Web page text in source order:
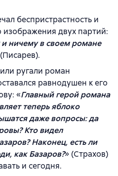
беспристрастность и
изображения двух партий:
ничему в своем романе
ругали роман
равнодушен к его
«Главный герой романа
теперь яблоко
даже вопросы: да
Кто видел
Наконец, есть ли
как Базаров?» (Страхов)
и сегодня.